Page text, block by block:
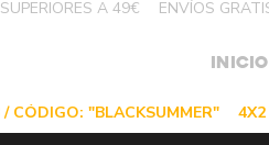
A 49€
INICIO
CÓDIGO: "BLACKSUMMER"